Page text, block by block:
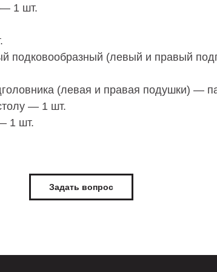
1 шт.
подковообразный (левый и правый
(левая и правая подушки) —
— 1 шт.
1 шт.
Задать вопрос